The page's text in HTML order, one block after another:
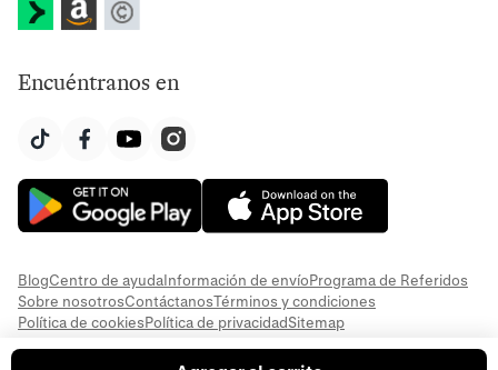
Encuéntranos en
BlogCentro de ayudaInformación de envíoPrograma de Referidos
Sobre nosotrosContáctanosTérminos y condiciones
Política de cookiesPolítica de privacidadSitemap